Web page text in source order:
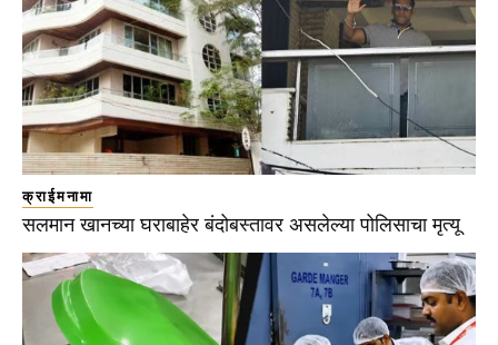
क्राईमनामा
सलमान खानच्या घराबाहेर बंदोबस्तावर असलेल्या पोलिसाचा मृत्यू